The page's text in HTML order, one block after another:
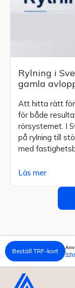
Rylning i
gamla
Att hitta rätt
för både
rörsystemet. I
på rylning till
med
Läs mer
Beställ TRF-kort